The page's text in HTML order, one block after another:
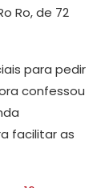
Ro, de 72
para pedir
confessou
facilitar as